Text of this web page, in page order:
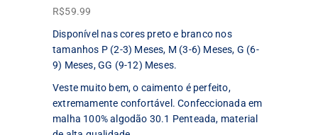
R$59.99
Disponível nas cores preto e branco nos
tamanhos P (2-3) Meses, M (3-6) Meses, G (6-
9) Meses, GG (9-12) Meses.
Veste muito bem, o caimento é perfeito,
extremamente confortável. Confeccionada em
malha 100% algodão 30.1 Penteada, material